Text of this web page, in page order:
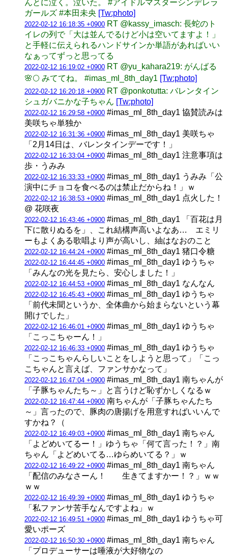
んとに泣く。泣いた。 #アイドルマスターシンデレラ
ガールズ #本田未央 [Tw:photo]
2022-02-12 16:18:35 +0900 RT @kassy_imasch: 長蛇のト
イレの列で「大は並んでるけど小は空いてますよ！」
と手軽に伝えられるハンドサインか単語があればいい
なぁってずっと思ってる
2022-02-12 16:19:02 +0900 RT @yu_kahara219: がんばる
🌸🌕 みててね。 #imas_ml_8th_day1 [Tw:photo]
2022-02-12 16:20:18 +0900 RT @ponkotutta: バレンタイン
シュガバニかな子ちゃん [Tw:photo]
2022-02-12 16:29:58 +0900 #imas_ml_8th_day1 協賛読みは
美咲ちゃ単独か
2022-02-12 16:31:36 +0900 #imas_ml_8th_day1 美咲ちゃ
「2月14日は、バレンタインデーです！」
2022-02-12 16:33:04 +0900 #imas_ml_8th_day1 注意事項は
歩・うみみ
2022-02-12 16:33:33 +0900 #imas_ml_8th_day1 うみみ「公
演中にチョコを食べるのは禁止だからね！」ｗ
2022-02-12 16:38:53 +0900 #imas_ml_8th_day1 点火した！
@ 花咲夜
2022-02-12 16:43:46 +0900 #imas_ml_8th_day1 「百花は月
下に散りぬるを」、これ結構声高いよなあ… エミリ
ーもよくある歌唱より声が高いし、紬はなおのこと
2022-02-12 16:44:24 +0900 #imas_ml_8th_day1 猪口令糖
2022-02-12 16:44:45 +0900 #imas_ml_8th_day1 ゆうちゃ
「みんなの光を見たら、安心しました！」
2022-02-12 16:44:53 +0900 #imas_ml_8th_day1 なんなん
2022-02-12 16:45:43 +0900 #imas_ml_8th_day1 ゆうちゃ
「前代未聞というか、全体曲から始まらないという幕
開けでした」
2022-02-12 16:46:01 +0900 #imas_ml_8th_day1 ゆうちゃ
「こっこちゃーん！」
2022-02-12 16:46:33 +0900 #imas_ml_8th_day1 ゆうちゃ
「こっこちゃんらしいことをしようと思って」「こっ
こちゃんと言えば、ファンサかなって」
2022-02-12 16:47:04 +0900 #imas_ml_8th_day1 南ちゃんが
「子豚ちゃんたち～」と言うけど恥ずかしくなるｗ
2022-02-12 16:47:44 +0900 南ちゃんが「子豚ちゃんたち
～」言ったので、豚肉の唐揚げを用意すればいいんで
すかね？（
2022-02-12 16:49:03 +0900 #imas_ml_8th_day1 南ちゃん
「よどめいてるー！」ゆうちゃ「何て言った！？」南
ちゃん「よどめいてる…ゆらめいてる？」ｗ
2022-02-12 16:49:22 +0900 #imas_ml_8th_day1 南ちゃん
「配信のみなさーん！ 生きてますかー！？」ｗｗ
ｗｗ
2022-02-12 16:49:39 +0900 #imas_ml_8th_day1 ゆうちゃ
「私ファンサ苦手なんですよね」ｗ
2022-02-12 16:49:51 +0900 #imas_ml_8th_day1 ゆうちゃ可
愛いポーズ
2022-02-12 16:50:30 +0900 #imas_ml_8th_day1 南ちゃん
「プロデューサーは唾液が大好物なの